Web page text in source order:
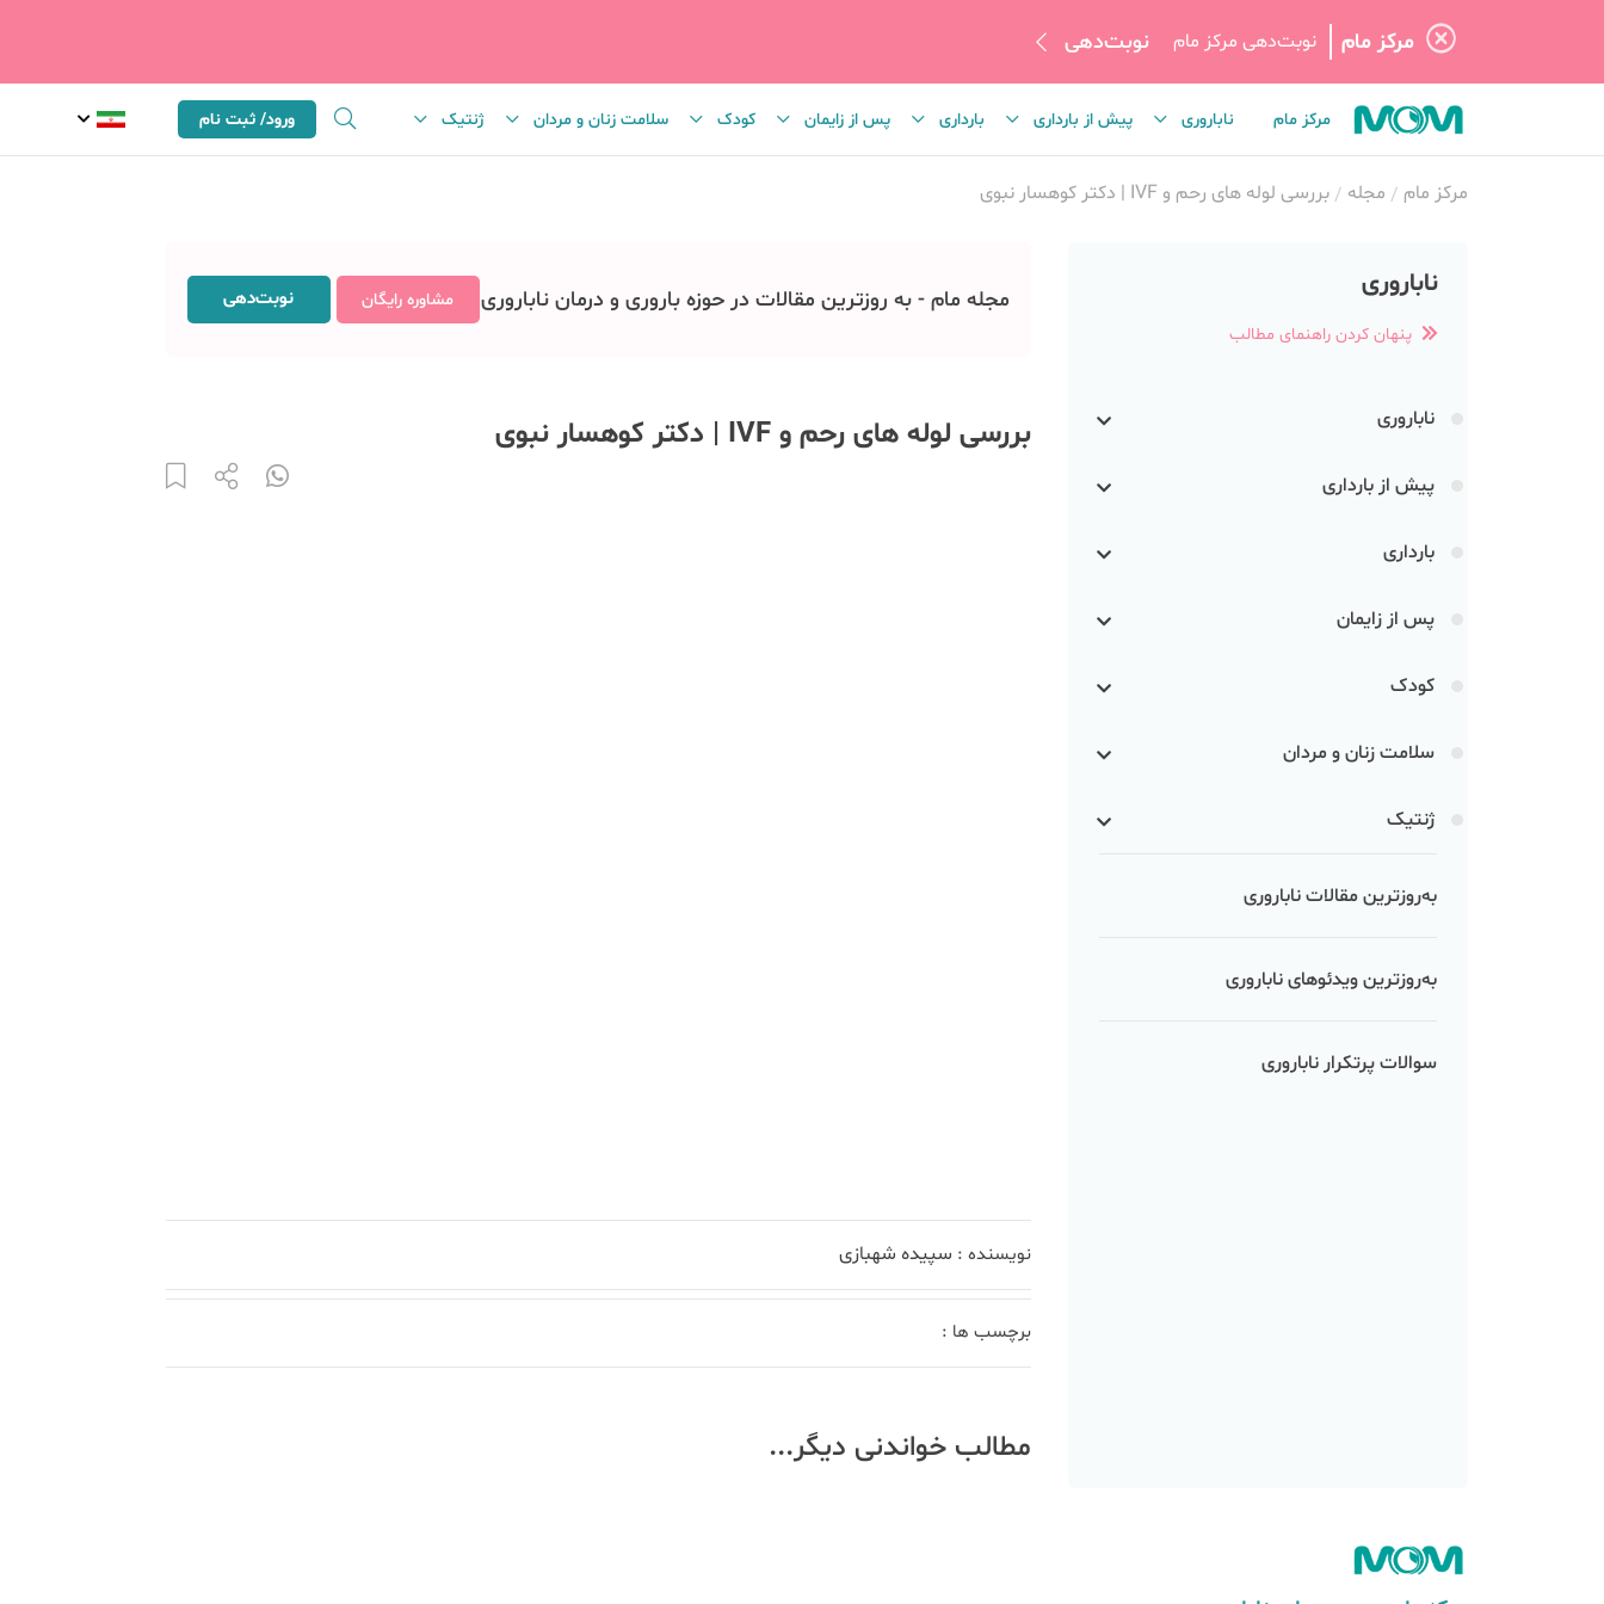
مرکز مام نوبت‌دهی مرکز مام نوبت‌دهی
مرکز مام ناباروری پیش از بارداری بارداری پس از زایمان کودک سلامت زنان و مردان ژنتیک ورود/ ثبت نام
مرکز مام مجله بررسی لوله های رحم و IVF | دکتر کوهسار نبوی
ناباروری
پنهان کردن راهنمای مطالب
ناباروری
پیش از بارداری
بارداری
پس از زایمان
کودک
سلامت زنان و مردان
ژنتیک
به‌روزترین مقالات ناباروری
به‌روزترین ویدئوهای ناباروری
سوالات پرتکرار ناباروری
مجله مام - به روزترین مقالات در حوزه باروری و درمان ناباروری مشاوره رایگان نوبت‌دهی
بررسی لوله های رحم و IVF | دکتر کوهسار نبوی
نویسنده : سپیده شهبازی
برچسب ها :
مطالب خواندنی دیگر...